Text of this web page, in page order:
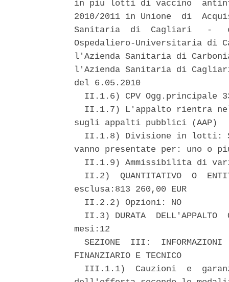
in piu lotti di vaccino
2010/2011 in Unione  di
Sanitaria  di  Cagliari   -
Ospedaliero-Universitaria di
l'Azienda Sanitaria di
l'Azienda Sanitaria di
del 6.05.2010
II.1.6) CPV Ogg.principale
II.1.7) L'appalto rientra
sugli appalti pubblici (AAP)
II.1.8) Divisione in lotti:
vanno presentate per: uno o
II.1.9) Ammissibilita di
II.2)  QUANTITATIVO  O
esclusa:813 260,00 EUR
  II.2.2) Opzioni: NO
II.3) DURATA  DELL'APPALTO
mesi:12
SEZIONE  III:  INFORMAZIONI
FINANZIARIO E TECNICO
III.1.1)  Cauzioni  e